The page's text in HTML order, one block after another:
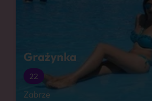
Grażynka
22
Zabrze